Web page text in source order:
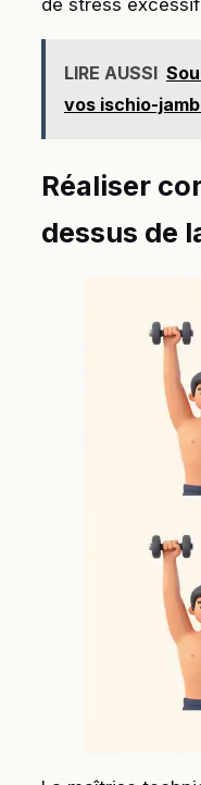
LIRE AUSSI
vos ischio-
Réaliser
dessus de